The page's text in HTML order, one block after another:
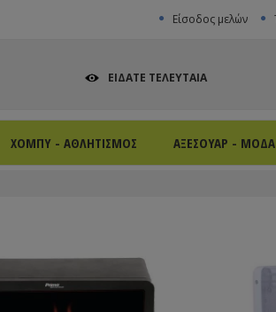
Είσοδος μελών
ΕΙΔΑΤΕ ΤΕΛΕΥΤΑΙΑ
ΧΟΜΠΥ - ΑΘΛΗΤΙΣΜΟΣ ΑΞΕΣΟΥΑΡ - ΜΟΔΑ